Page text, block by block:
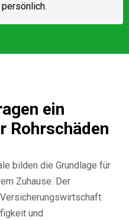
ein
Rohrschäden
bilden die Grundlage für
Zuhause. Der
und